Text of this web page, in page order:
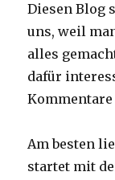
Diesen Blog
uns, weil
alles
dafür
Am besten
startet mit